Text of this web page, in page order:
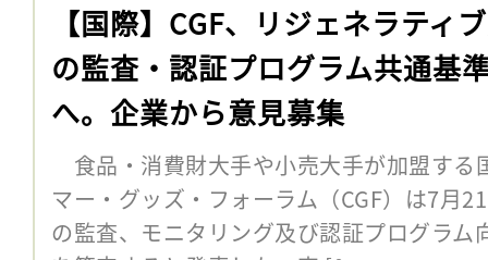
【国際】CGF、リジェネラティ
の監査・認証プログラム共通基
へ。企業から意見募集
食品・消費財大手や小売大手が加盟する
マー・グッズ・フォーラム（CGF）は7月
の監査、モニタリング及び認証プログラム